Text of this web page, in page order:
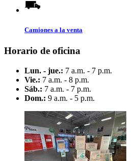
Camiones a la venta
Horario de oficina
Lun. - jue.: 7 a.m. - 7 p.m.
Vie.: 7 a.m. - 8 p.m.
Sáb.: 7 a.m. - 7 p.m.
Dom.: 9 a.m. - 5 p.m.